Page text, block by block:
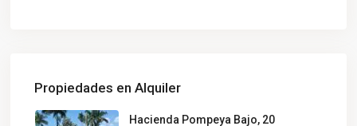
Propiedades en Alquiler
Hacienda Pompeya Bajo, 20